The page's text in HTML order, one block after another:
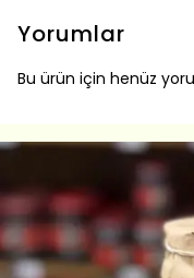
Yorumlar
Bu ürün için henüz